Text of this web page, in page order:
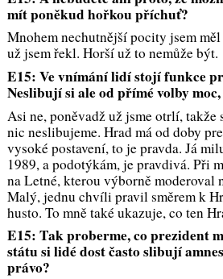
mít poněkud hořkou příchuť?
Mnohem nechutnější pocity jsem
už jsem řekl. Horší už to nemůže být.
E15: Ve vnímání lidí stojí funkce
Neslibují si ale od přímé volby
Asi ne, poněvadž už jsme otrlí,
nic neslibujeme. Hrad má od doby
vysoké postavení, to je pravda. Já
1989, a podotýkám, je pravdivá. Při
na Letné, kterou výborně moderoval
Malý, jednu chvíli pravil směrem k
husto. To mně také ukazuje, co ten
E15: Tak proberme, co prezident
státu si lidé dost často slibují
právo?